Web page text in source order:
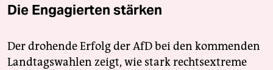
Die Engagierten stärken
Der drohende Erfolg der AfD bei den kommenden
Landtagswahlen zeigt, wie stark rechtsextreme